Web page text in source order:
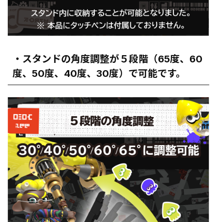
・スタンドの角度調整が５段階（65度、60
度、50度、40度、30度）で可能です。